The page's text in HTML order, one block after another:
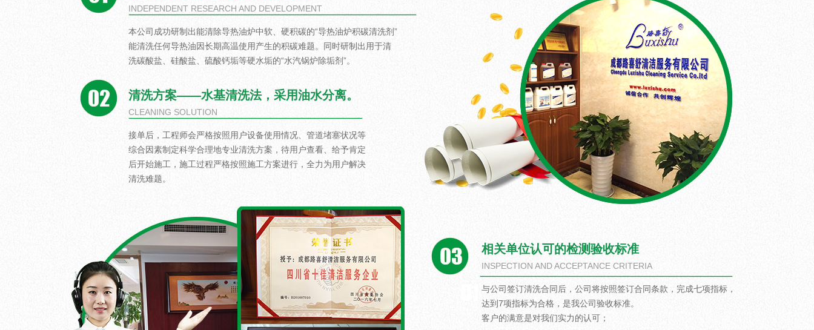
INDEPENDENT RESEARCH AND DEVELOPMENT
本公司成功研制出能清除导热油炉中软、硬积碳的“导热油炉积碳清洗剂”
能清洗任何导热油因长期高温使用产生的积碳难题。同时研制出用于清
洗碳酸盐、硅酸盐、硫酸钙垢等硬水垢的“水汽锅炉除垢剂”。
清洗方案——水基清洗法，采用油水分离。
CLEANING SOLUTION
接单后，工程师会严格按照用户设备使用情况、管道堵塞状况等
综合因素制定科学合理地专业清洗方案，待用户查看、给予肯定
后开始施工，施工过程严格按照施工方案进行，全力为用户解决
清洗难题。
相关单位认可的检测验收标准
INSPECTION AND ACCEPTANCE CRITERIA
与公司签订清洗合同后，公司将按照签订合同条款，完成七项指标，
达到7项指标为合格，是我公司验收标准。
客户的满意是对我们实力的认可；